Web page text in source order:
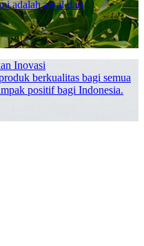
adalah awal dari
Inovasi
berkualitas bagi semua
positif bagi Indonesia.